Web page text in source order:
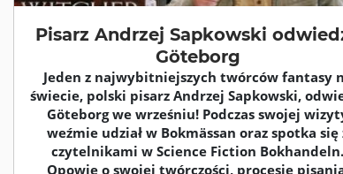
Pisarz Andrzej Sapkowski
Göteborg
Jeden z najwybitniejszych twórców fantasy
świecie, polski pisarz Andrzej Sapkowski,
Göteborg we wrześniu! Podczas swojej
weźmie udział w Bokmässan oraz spotka się
czytelnikami w Science Fiction Bokhandeln.
Opowie o swojej twórczości, procesie